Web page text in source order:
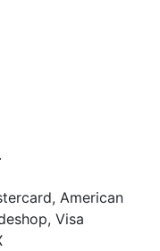
American
Visa